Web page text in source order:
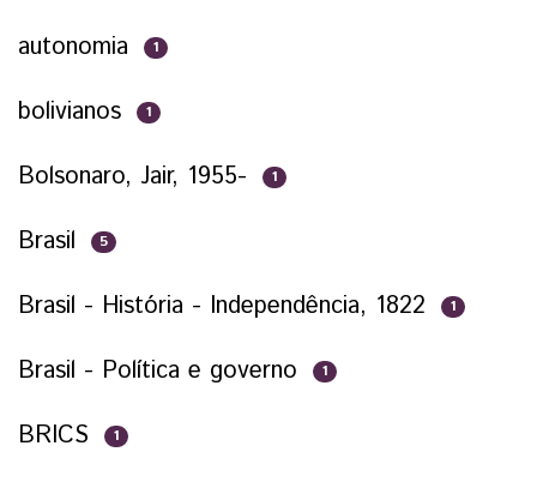
autonomia 1
bolivianos 1
Bolsonaro, Jair, 1955- 1
Brasil 5
Brasil - História - Independência, 1822 1
Brasil - Política e governo 1
BRICS 1